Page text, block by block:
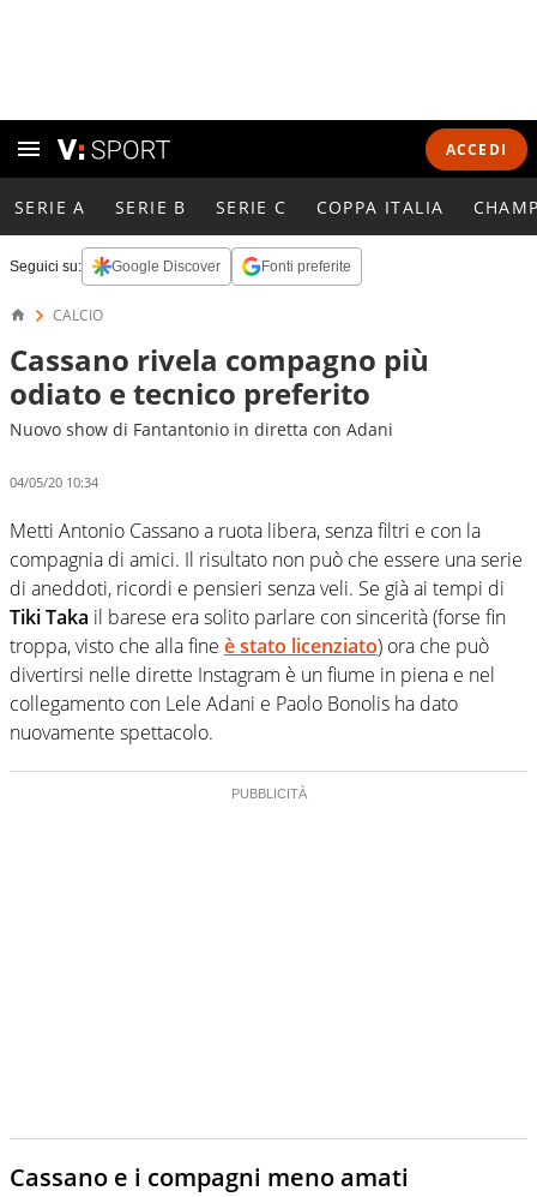
ACCEDI
SERIE A SERIE B SERIE C COPPA ITALIA
Seguici su: Google Discover Fonti preferite
CALCIO
Cassano rivela compagno più
odiato e tecnico preferito
Nuovo show di Fantantonio in diretta con Adani
04/05/20 10:34
Metti Antonio Cassano a ruota libera, senza filtri e con la
compagnia di amici. Il risultato non può che essere una serie
di aneddoti, ricordi e pensieri senza veli. Se già ai tempi di
Tiki Taka il barese era solito parlare con sincerità (forse fin
troppa, visto che alla fine è stato licenziato) ora che può
divertirsi nelle dirette Instagram è un fiume in piena e nel
collegamento con Lele Adani e Paolo Bonolis ha dato
nuovamente spettacolo.
Cassano e i compagni meno amati